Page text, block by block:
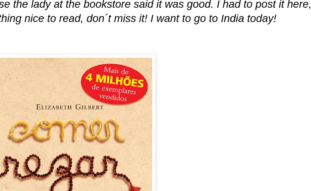
the lady at the bookstore said it was good. I had to post it here,
nice to read, don´t miss it! I want to go to India today!